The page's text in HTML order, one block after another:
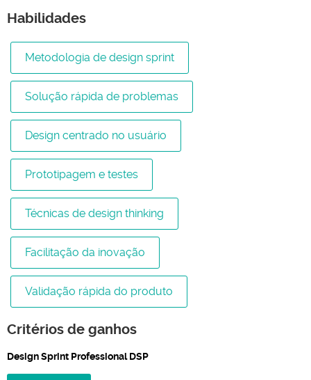
Habilidades
Metodologia de design sprint
Solução rápida de problemas
Design centrado no usuário
Prototipagem e testes
Técnicas de design thinking
Facilitação da inovação
Validação rápida do produto
Critérios de ganhos
Design Sprint Professional DSP